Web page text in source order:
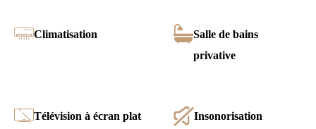
Climatisation
Salle de bains
privative
Télévision à écran plat Insonorisation